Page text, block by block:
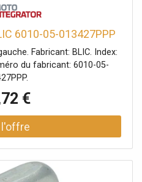
6010-05-013427PPP
Fabricant: BLIC. Index:
du fabricant: 6010-05-
€